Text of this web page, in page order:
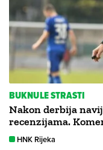
BUKNULE STRASTI
Nakon derbija
recenzijama.
HNK Rijeka